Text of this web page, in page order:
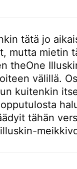
tätä jo
mutta mietin
theOne
välillä.
kuitenkin
tähän